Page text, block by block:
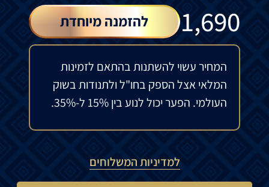
1,690
₪ להזמנה מיוחדת
המחיר עשוי להשתנות בהתאם לזמינות
המלאי אצל הספק בחו"ל ולתנודות בשוק
העולמי. הפער יכול לנוע בין 15% ל-35%.
למדיניות המשלוחים